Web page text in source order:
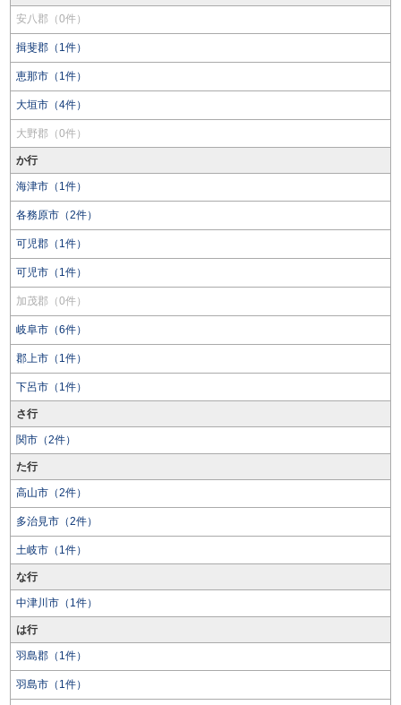
安八郡（0件）
揖斐郡（1件）
恵那市（1件）
大垣市（4件）
大野郡（0件）
か行
海津市（1件）
各務原市（2件）
可児郡（1件）
可児市（1件）
加茂郡（0件）
岐阜市（6件）
郡上市（1件）
下呂市（1件）
さ行
関市（2件）
た行
高山市（2件）
多治見市（2件）
土岐市（1件）
な行
中津川市（1件）
は行
羽島郡（1件）
羽島市（1件）